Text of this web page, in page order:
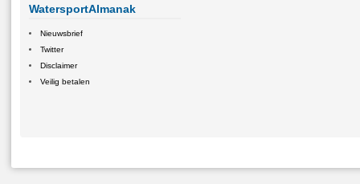
WatersportAlmanak
Nieuwsbrief
Twitter
Disclaimer
Veilig betalen